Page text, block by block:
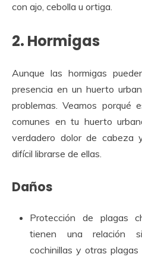
con ajo, cebolla u ortiga.
2. Hormigas
Aunque las hormigas
presencia en un huerto
problemas. Veamos porqué
comunes en tu huerto
verdadero dolor de cabeza
difícil librarse de ellas.
Daños
Protección de plagas
tienen una relación
cochinillas y otras plagas